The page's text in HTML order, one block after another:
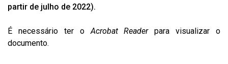
partir de julho de 2022).
É necessário ter o Acrobat Reader
para visualizar o
documento.